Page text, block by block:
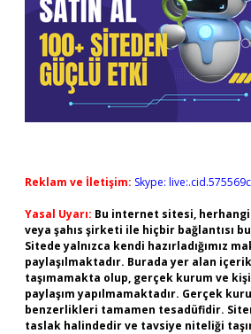
Reklam ve İletişim: Skype:
Yasal Uyarı: Bu internet sitesi,
veya şahıs şirketi ile hiçbir bağlantısı
Sitede yalnızca kendi hazırladığımız
paylaşılmaktadır. Burada yer alan
taşımamakta olup, gerçek kurum ve
paylaşım yapılmamaktadır. Gerçek
benzerlikleri tamamen tesadüfidir.
taslak halindedir ve tavsiye niteliği